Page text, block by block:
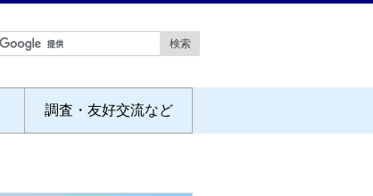
調査・友好交流など